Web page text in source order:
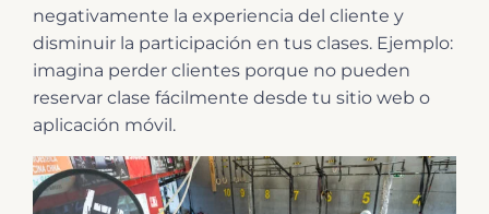
negativamente la experiencia del cliente y
disminuir la participación en tus clases. Ejemplo:
imagina perder clientes porque no pueden
reservar clase fácilmente desde tu sitio web o
aplicación móvil.